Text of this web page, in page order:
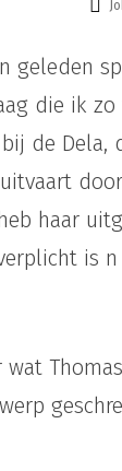
geleden
die ik zo
de Dela,
haar
is
wat